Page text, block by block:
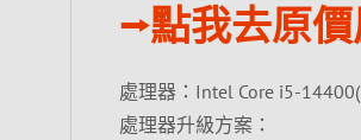
⭢點我去原
處理器：Intel Core i5-
處理器升級方案：